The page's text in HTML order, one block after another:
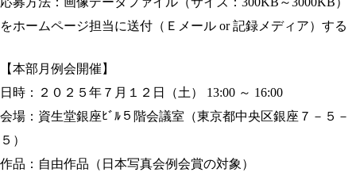
をホームページ担当に送付（Ｅメール or 記録メディア）する
【本部月例会開催】
日時：２０２５年７月１２日（土） 13:00 ～ 16:00
会場：資生堂銀座ﾋﾞﾙ５階会議室（東京都中央区銀座７－５－
５）
作品：自由作品（日本写真会例会賞の対象）